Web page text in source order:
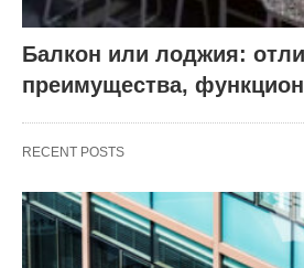
Балкон или лоджия:
преимущества,
RECENT POSTS